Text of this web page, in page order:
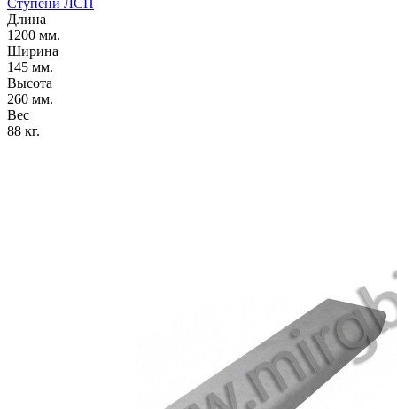
Длина
1200 мм.
Ширина
145 мм.
Высота
260 мм.
Вес
88 кг.